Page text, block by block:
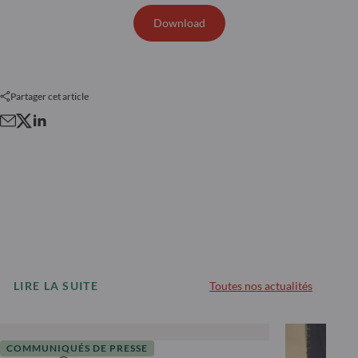
Download
Partager cet article
LIRE LA SUITE Toutes nos actualités
COMMUNIQUÉS DE PRESSE